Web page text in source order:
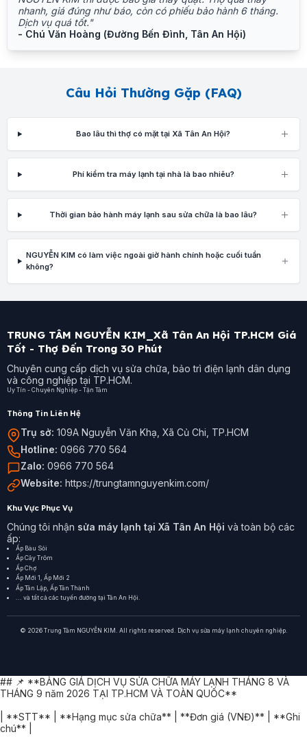
nhanh, giá đúng như báo, còn có phiếu bảo hành 6 tháng.
Dịch vụ quá tốt."
- Chú Văn Hoàng (Đường Bến Đình, Tân An Hội)
Câu Hỏi Thường Gặp (FAQ)
Bao lâu thì thợ có mặt tại Xã Tân An Hội?
Phí kiểm tra máy lạnh tại nhà là bao nhiêu?
Thời gian bảo hành máy lạnh sau sửa chữa là bao lâu?
NGUYỄN KIM có làm việc ngoài giờ hành chính hoặc cuối tuần
không?
TRUNG TÂM NGUYỄN KIM_Xã Tân An Hội TP.HCM Giá
Tốt - Thợ Đến Trong 30 Phút
Chuyên cung cấp dịch vụ sửa chữa, bảo trì điện lạnh dân dụng
và công nghiệp tại TP.HCM.
Uy Tín - Chuyên Nghiệp - Tận Tâm
Thông Tin Liên Hệ
Trụ sở: 109A Nguyễn Văn Khạ, Xã Củ Chi, TP.HCM
Hotline: 0966 770 564
Zalo: 0966 770 564
Website: https://trungtamnguyenkim.com/
Khu Vực Phục Vụ
Chúng tôi nhận sửa máy lạnh tại Xã Tân An Hội và toàn bộ các
ấp:
Ấp Bàu Sỏi
Ấp Cây Trôm
Ấp Chợ
Ấp Mới 1, Ấp Mới 2
Ấp Tân Lập, Ấp Tân Thành
... và tất cả các tuyến đường tại Tân An Hội.
© 2026 Trung Tâm NGUYỄN KIM. All rights reserved. Dịch vụ sửa máy lạnh chuyên nghiệp.
## 📌 **BẢNG GIÁ DỊCH VỤ SỬA CHỮA MÁY LẠNH THÁNG 8 VÀ
THÁNG 9 năm 2026 TẠI TP.HCM VÀ TOÀN QUỐC**
| **STT** | **Hạng mục sửa chữa** | **Đơn giá (VNĐ)** | **Ghi
chú** |